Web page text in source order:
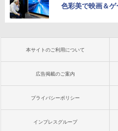
色彩美で映画＆
本サイトのご利用について
広告掲載のご案内
プライバシーポリシー
インプレスグループ